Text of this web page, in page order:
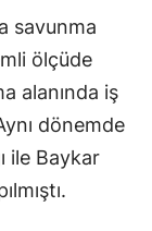
savunma
ölçüde
alanında iş
dönemde
ile Baykar